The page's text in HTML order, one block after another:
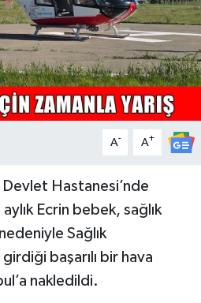
A- A+
Hastanesi’nde
Ecrin bebek, sağlık
Sağlık
girdiği başarılı bir hava
nakledildi.